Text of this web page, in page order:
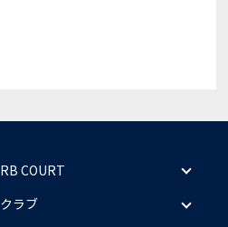
RB COURT
クラブ